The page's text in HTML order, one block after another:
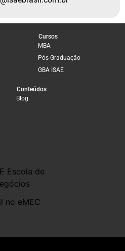
Cursos
MBA
Pós-Graduação
GBA ISAE
Conteúdos
Blog